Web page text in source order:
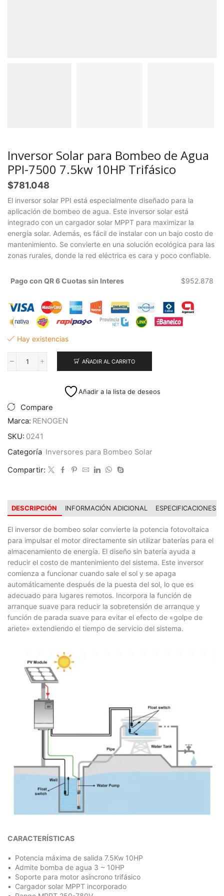
Inversor Solar para Bombeo de Agua
PPI-7500 7.5kw 10HP Trifásico
$781.048
El inversor solar PPI está especialmente diseñado para la
aplicación de bombeo de agua. Este inversor solar está
integrado con un cargador solar MPPT para maximizar la
energía solar. Además, es fácil de instalar con un bajo costo de
mantenimiento. Se convierte en una solución ecológica para las
zonas rurales, donde la red eléctrica es cara y poco confiable.
Pago con QR 6 Cuotas sin Interes $952.878
Hay existencias
Inversor
de
PPI-
7500
10HP
Trifásico
cantidad
AÑADIR AL CARRITO
Añadir a la lista de deseos
Compare
Marca: RENOGEN
SKU: 0241
Categoría Inversores para Bombeo Solar
Compartir:
DESCRIPCIÓN INFORMACIÓN ADICIONAL ESPECIFICACIONES
El inversor de bombeo solar convierte la potencia fotovoltaica
para impulsar el motor directamente sin utilizar baterías para el
almacenamiento de energía. El diseño sin batería ayuda a
reducir el costo de mantenimiento del sistema. Este inversor
comienza a funcionar cuando sale el sol y se apaga
automáticamente después de la puesta del sol, lo que es
adecuado para lugares remotos. Incorpora la función de
arranque suave para reducir la sobretensión de arranque y
función de parada suave para evitar el efecto de «golpe de
ariete» extendiendo el tiempo de servicio del sistema.
CARACTERÍSTICAS
Potencia máxima de salida 7.5Kw 10HP
Admite bomba de agua 3 ~ 10HP
Soporte para motor asíncrono trifásico
Cargador solar MPPT incorporado